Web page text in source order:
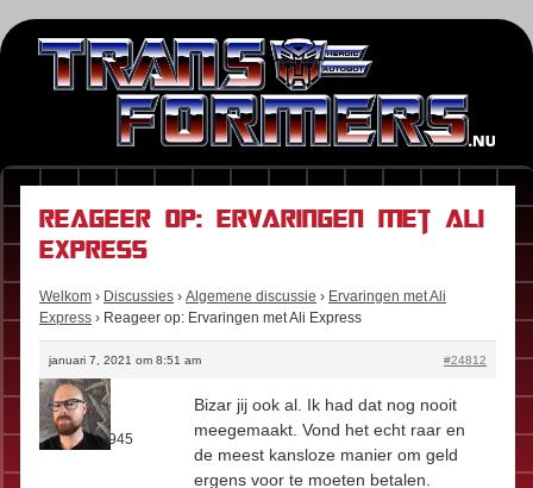
Reageer op: Ervaringen met Ali
Express
Welkom › Discussies › Algemene discussie › Ervaringen met Ali
Express › Reageer op: Ervaringen met Ali Express
januari 7, 2021 om 8:51 am #24812
Stefan
Rol:Fan
Berichten:945
Bizar jij ook al. Ik had dat nog nooit
meegemaakt. Vond het echt raar en
de meest kansloze manier om geld
ergens voor te moeten betalen.